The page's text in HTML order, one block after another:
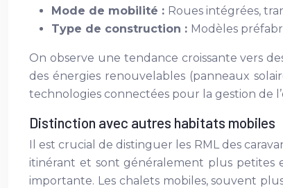
Mode de mobilité : Roues intégrées,
Type de construction : Modèles
On observe une tendance croissante vers
des énergies renouvelables (panneaux
technologies connectées pour la gestion de
Distinction avec autres habitats mobiles
Il est crucial de distinguer les RML des
itinérant et sont généralement plus petites
importante. Les chalets mobiles, souvent